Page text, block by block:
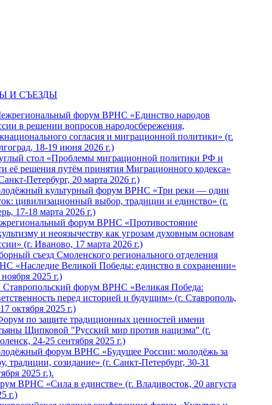
И СЪЕЗДЫ
форум ВРНС «Единство народов
в решении вопросов народосбережения,
согласия и миграционной политики» (г.
18-19 июня 2026 г.)
стол «Проблемы миграционной политики РФ и
её решения путём принятия Миграционного кодекса»
Петербург, 20 марта 2026 г.)
культурный форум ВРНС «Три реки — один
цивилизационный выбор, традиции и единство» (г.
17-18 марта 2026 г.)
форум ВРНС «Противостояние
и неоязычеству как угрозам духовным основам
(г. Иваново, 17 марта 2026 г.)
съезд Смоленского регионального отделения
«Наследие Великой Победы: единство в сохранении»
2025 г.)
Ставропольский форум ВРНС «Великая Победа:
перед историей и будущим» (г. Ставрополь,
октября 2025 г.)
по защите традиционных ценностей имени
Щипковой "Русский мир против нацизма" (г.
24-25 сентября 2025 г.)
форум ВРНС «Будущее России: молодёжь за
традиции, созидание» (г. Санкт-Петербург, 30-31
2025 г.).
ВРНС «Сила в единстве» (г. Владивосток, 20 августа
г.)